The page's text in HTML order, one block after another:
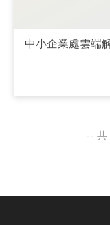
中小企業處雲端
-- 共